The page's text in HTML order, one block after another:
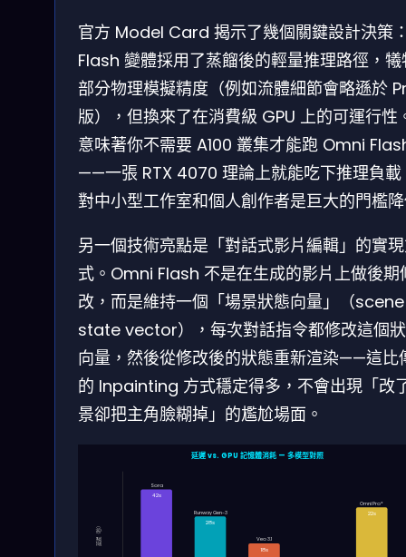
官方 Model Card 揭示了幾個關鍵設計決策
Flash 變體採用了蒸餾後的輕量推理路徑，犧
部分物理模擬精度（例如流體細節會略遜於
版），但換來了在消費級 GPU 上的可運行性
意味著你不需要 A100 叢集才能跑 Omni
——一張 RTX 4070 理論上就能吃下推理負載
對中小型工作室和個人創作者是巨大的門檻
另一個技術亮點是「對話式影片編輯」的實
式。Omni Flash 不是在生成的影片上做後期
改，而是維持一個「場景狀態向量」（scene
state vector），每次對話指令都修改這個
向量，然後從修改後的狀態重新渲染——這比
的 Inpainting 方式穩定得多，不會出現「改
景卻把主角臉糊掉」的尷尬場面。
延遲 vs. GPU 記憶體消耗 — 多模型對照
延遲（秒）
Sora
42s
Runway Gen-3
28s
Veo 3.1
18s
Omni Pro*
22s